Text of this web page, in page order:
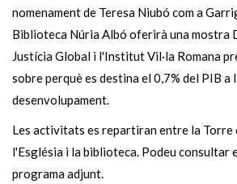
nomenament de Teresa Niubó com a
Biblioteca Núria Albó oferirà una mostra
Justícia Global i l'Institut Vil·la Romana
sobre perquè es destina el 0,7% del PIB a
desenvolupament.
Les activitats es repartiran entre la Torre
l'Església i la biblioteca. Podeu consultar
programa adjunt.